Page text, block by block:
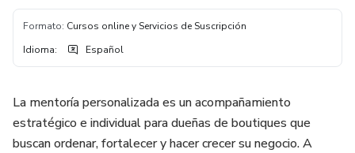
Formato: Cursos online y Servicios de Suscripción
Idioma: Español
La mentoría personalizada es un acompañamiento
estratégico e individual para dueñas de boutiques que
buscan ordenar, fortalecer y hacer crecer su negocio. A